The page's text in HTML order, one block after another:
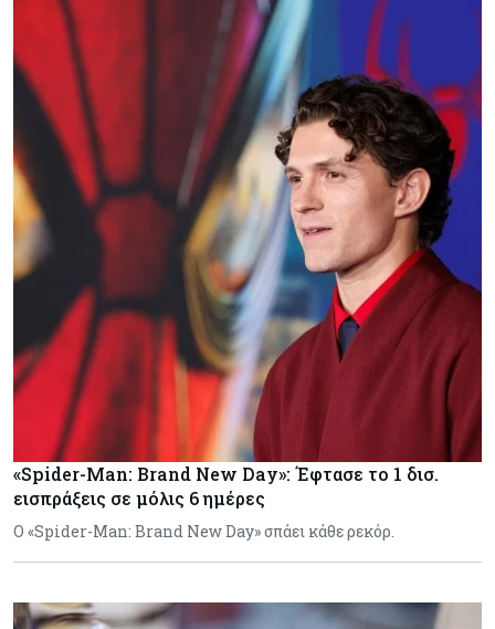
«Spider-Man: Brand New Day»: Έφτασε το 1 δισ.
εισπράξεις σε μόλις 6 ημέρες
Ο «Spider-Man: Brand New Day» σπάει κάθε ρεκόρ.